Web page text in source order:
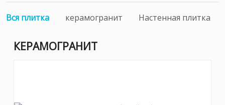
Вся плитка керамогранит Настенная плитка
КЕРАМОГРАНИТ